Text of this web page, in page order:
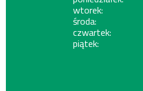
wtorek:
środa:
czwartek:
piątek: